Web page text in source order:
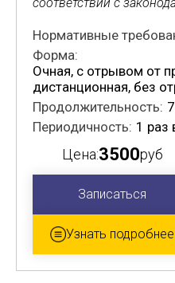
Нормативные
Форма:
Очная, с отрывом от
дистанционная, без
Продолжительность:
Периодичность: 1 раз
Цена:3500руб
Записаться
Узнать подробнее